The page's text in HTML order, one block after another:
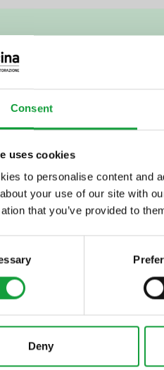
Consent
uses cookies
to personalise content and
your use of our site with
that you’ve provided to
Deny
voglia di
tutte le ultime
e del food.